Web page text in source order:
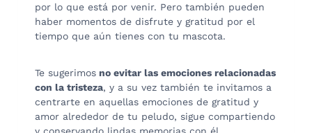
por lo que está por venir. Pero también pueden
haber momentos de disfrute y gratitud por el
tiempo que aún tienes con tu mascota.
Te sugerimos no evitar las emociones relacionadas
con la tristeza, y a su vez también te invitamos a
centrarte en aquellas emociones de gratitud y
amor alrededor de tu peludo, sigue compartiendo
y conservando lindas memorias con él.